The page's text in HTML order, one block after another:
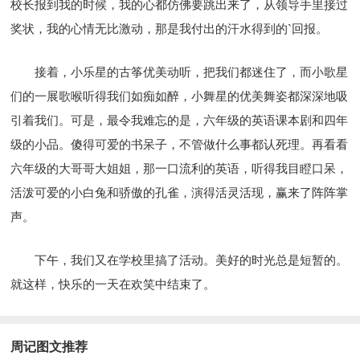
校长报到我的时候，我的心都仿佛要跳出来了，从领导手里接过
奖状，我的心情无比激动，那是我付出的汗水得到的`回报。
接着，小乐星的古筝优美动听，把我们都迷住了，而小歌星
们的一展歌喉听得我们如痴如醉，小舞星的优美舞姿都深深地吸
引着我们。可是，最令我难忘的是，六年级的英语课本剧和四年
级的小品。傻得可爱的书呆子，不管做什么事都认死理。再看看
六年级的大哥哥大姐姐，那一口流利的英语，听得我目瞪口呆，
活泼可爱的小白兔和骄傲的孔雀，演得活灵活现，赢来了阵阵掌
声。
下午，我们又在学校里搞了活动。美好的时光总是短暂的。
就这样，快乐的一天在欢笑中结束了。
周记图文推荐